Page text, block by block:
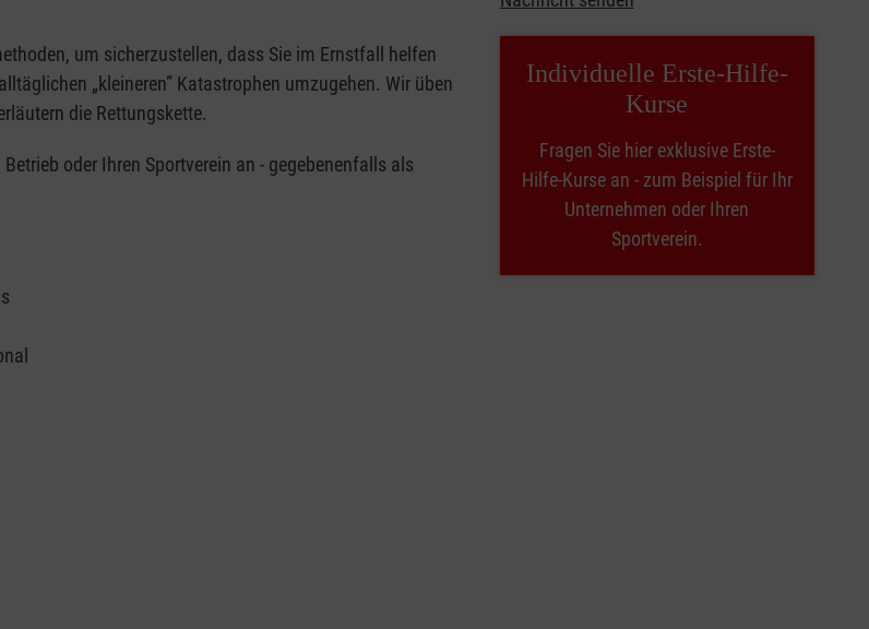
um sicherzustellen, dass Sie im Ernstfall helfen
„kleineren” Katastrophen umzugehen. Wir üben
die Rettungskette.
oder Ihren Sportverein an - gegebenenfalls als
Individuelle Erste-Hilfe-
Kurse
Fragen Sie hier exklusive Erste-
Hilfe-Kurse an - zum Beispiel für Ihr
Unternehmen oder Ihren
Sportverein.